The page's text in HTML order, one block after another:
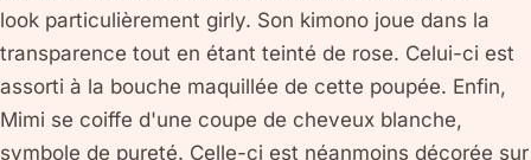
look particulièrement girly. Son kimono joue dans la
transparence tout en étant teinté de rose. Celui-ci est
assorti à la bouche maquillée de cette poupée. Enfin,
Mimi se coiffe d'une coupe de cheveux blanche,
symbole de pureté. Celle-ci est néanmoins décorée sur